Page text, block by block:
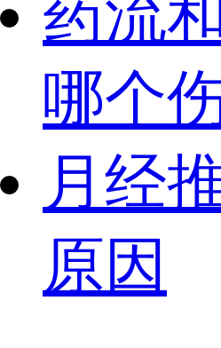
药流
哪个
月经
原因